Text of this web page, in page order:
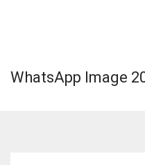
WhatsApp Image